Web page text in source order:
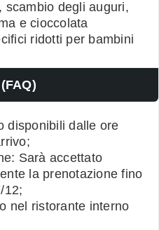
scambio degli auguri,
e cioccolata
ridotti per bambini
disponibili dalle ore
Sarà accettato
la prenotazione fino
12;
nel ristorante interno